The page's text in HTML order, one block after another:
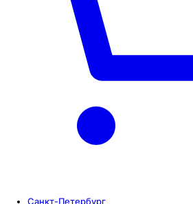
Санкт-Петербург